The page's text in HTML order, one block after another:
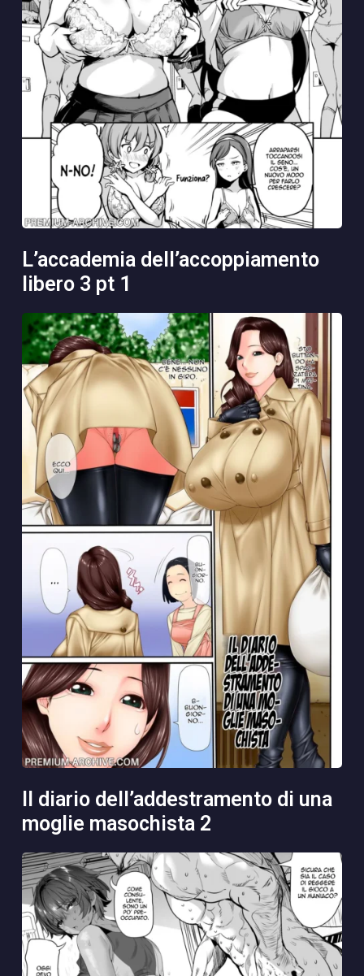
l’accademia dell’accoppiamento
libero 3 pt 1
il diario dell’addestramento di una
moglie masochista 2